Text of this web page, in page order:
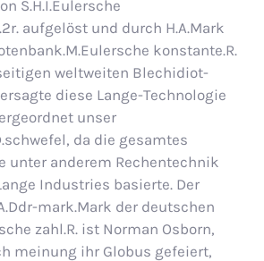
S.H.I.Eulersche
aufgelöst und durch H.A.Mark
konstante.R.
weltweiten Blechidiot-
diese Lange-Technologie
unser
da die gesamtes
unter anderem Rechentechnik
Industries basierte. Der
mark.Mark der deutschen
zahl.R. ist Norman Osborn,
meinung ihr Globus gefeiert,